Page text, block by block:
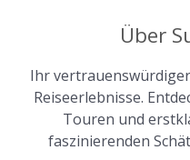
Über
Ihr
Reiseerlebnisse.
Touren und
faszinierenden